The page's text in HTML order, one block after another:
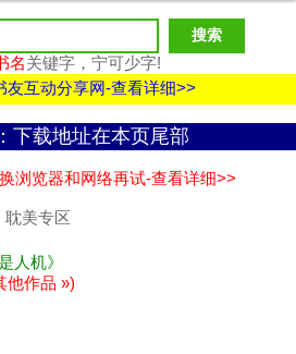
名关键字，宁可少字!
友互动分享网-查看详细>>
下载地址在本页尾部
浏览器和网络再试-查看详细>>
耽美专区
人机》
他作品 »)